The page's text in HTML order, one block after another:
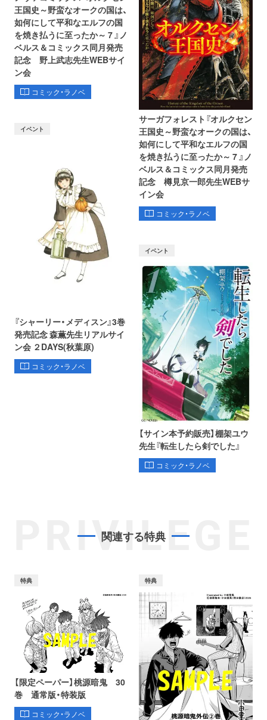
王国史～野蛮なオークの国は、
如何にして平和なエルフの国
を焼き払うに至ったか～ 7 』ノ
ベルス＆コミックス同月発売
記念 野上武志先生WEBサイ
ン会
コミック・ラノベ
サーガフォレスト『オルクセン
王国史～野蛮なオークの国は、
如何にして平和なエルフの国
を焼き払うに至ったか～ 7 』ノ
ベルス＆コミックス同月発売
記念 樽見京一郎先生WEBサ
イン会
コミック・ラノベ
イベント
『シャーリー・メディスン』3巻
発売記念 森薫先生リアルサイ
ン会 ２DAYS(秋葉原)
コミック・ラノベ
イベント
【サイン本予約販売】棚架ユウ
先生『転生したら剣でした』
コミック・ラノベ
PRIVILEGE
関連する特典
特典
【限定ペーパー】桃源暗鬼 30
巻 通常版・特装版
コミック・ラノベ
特典